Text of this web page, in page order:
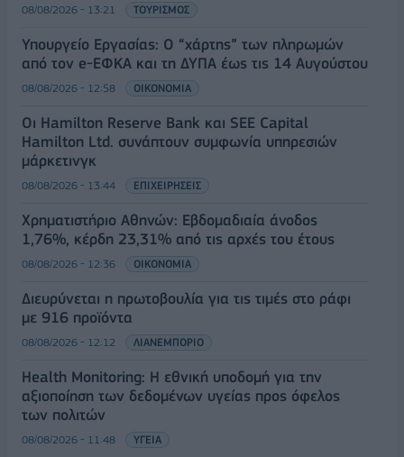
08/08/2026 - 13:21 ΤΟΥΡΙΣΜΟΣ
Υπουργείο Εργασίας: Ο “χάρτης” των πληρωμών
από τον e-ΕΦΚΑ και τη ΔΥΠΑ έως τις 14 Αυγούστου
08/08/2026 - 12:58 ΟΙΚΟΝΟΜΙΑ
Οι Hamilton Reserve Bank και SEE Capital
Hamilton Ltd. συνάπτουν συμφωνία υπηρεσιών
μάρκετινγκ
08/08/2026 - 13:44 ΕΠΙΧΕΙΡΗΣΕΙΣ
Χρηματιστήριο Αθηνών: Εβδομαδιαία άνοδος
1,76%, κέρδη 23,31% από τις αρχές του έτους
08/08/2026 - 12:36 ΟΙΚΟΝΟΜΙΑ
Διευρύνεται η πρωτοβουλία για τις τιμές στο ράφι
με 916 προϊόντα
08/08/2026 - 12:12 ΛΙΑΝΕΜΠΟΡΙΟ
Health Monitoring: Η εθνική υποδομή για την
αξιοποίηση των δεδομένων υγείας προς όφελος
των πολιτών
08/08/2026 - 11:48 ΥΓΕΙΑ